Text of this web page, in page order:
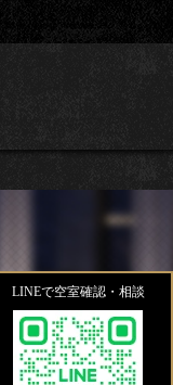
LINEで空室確認・相談